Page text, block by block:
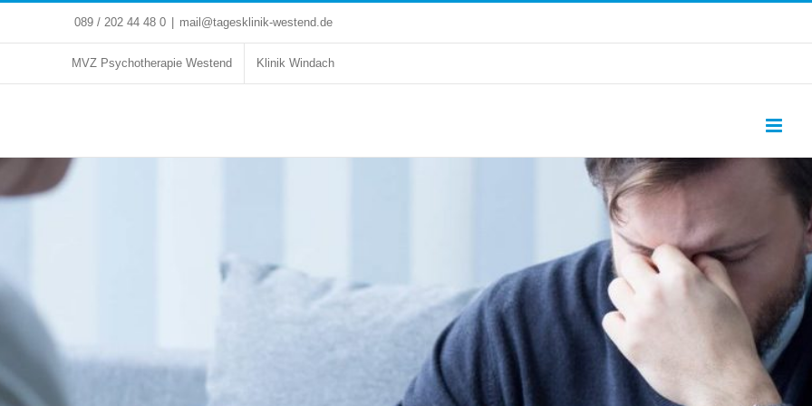
089 / 202 44 48 0 mail@tagesklinik-westend.de
MVZ Psychotherapie Westend Klinik Windach